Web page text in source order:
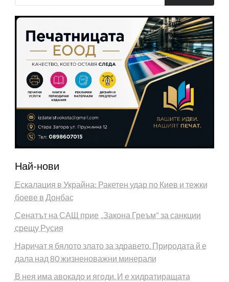
Най-нови
Ескалация в Украйна: Ракетен удар по Киев и тежки
боеве в Донбас
Сенатът на САЩ прие „Закона Греъм“ за санкции
срещу Русия
Наричат я бялото злато за здравето. Природата й е
дала над 80 жизненоважни минерали
В нея има авокадо и ягоди. И е хидратиращата